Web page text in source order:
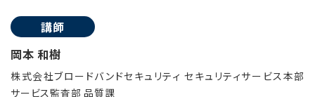
講師
岡本 和樹
株式会社ブロードバンドセキュリティ セキュリティサービス本部
サービス監査部 品質課